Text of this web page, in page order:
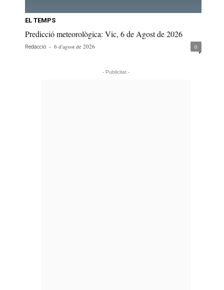
EL TEMPS
Predicció meteorològica: Vic, 6 de Agost de 2026
Redacció - 6 d'agost de 2026 0
- Publicitat -